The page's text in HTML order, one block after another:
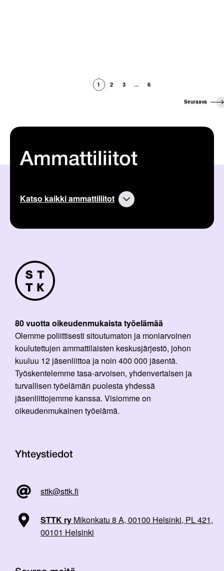
1 2 3 … 6
S
:
Seuraava
Ammattiliitot
Katso kaikki ammattiliitot
80 vuotta oikeudenmukaista työelämää
Olemme poliittisesti sitoutumaton ja moniarvoinen
koulutettujen ammattilaisten keskusjärjestö, johon
kuuluu 12 jäsenliittoa ja noin 400 000 jäsentä.
Työskentelemme tasa-arvoisen, yhdenvertaisen ja
turvallisen työelämän puolesta yhdessä
jäsenliittojemme kanssa. Visiomme on
oikeudenmukainen työelämä.
Yhteystiedot
sttk@sttk.fi
STTK ry Mikonkatu 8 A, 00100 Helsinki, PL 421,
00101 Helsinki